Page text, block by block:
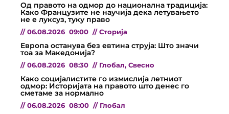
Од правото на одмор до национална традиција:
Како Французите не научија дека летувањето
не е луксуз, туку право
// 06.08.2026 09:00 // Сторија
Европа останува без евтина струја: Што значи
тоа за Македонија?
// 06.08.2026 08:30 // Глобал, Свесно
Како социјалистите го измислија летниот
одмор: Историјата на правото што денес го
сметаме за нормално
// 06.08.2026 08:00 // Глобал